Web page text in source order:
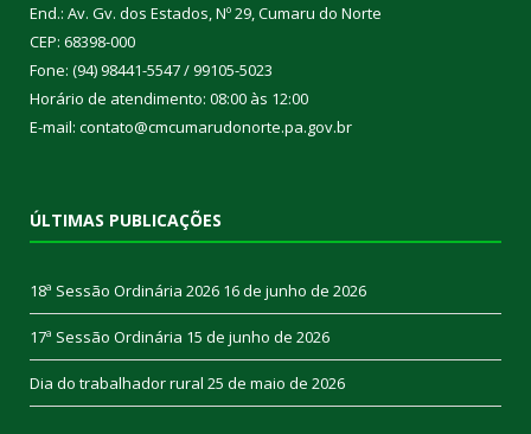
End.: Av. Gv. dos Estados, Nº 29, Cumaru do Norte
CEP: 68398-000
Fone: (94) 98441-5547 / 99105-5023
Horário de atendimento: 08:00 às 12:00
E-mail: contato@cmcumarudonorte.pa.gov.br
ÚLTIMAS PUBLICAÇÕES
18ª Sessão Ordinária 2026 16 de junho de 2026
17ª Sessão Ordinária 15 de junho de 2026
Dia do trabalhador rural 25 de maio de 2026